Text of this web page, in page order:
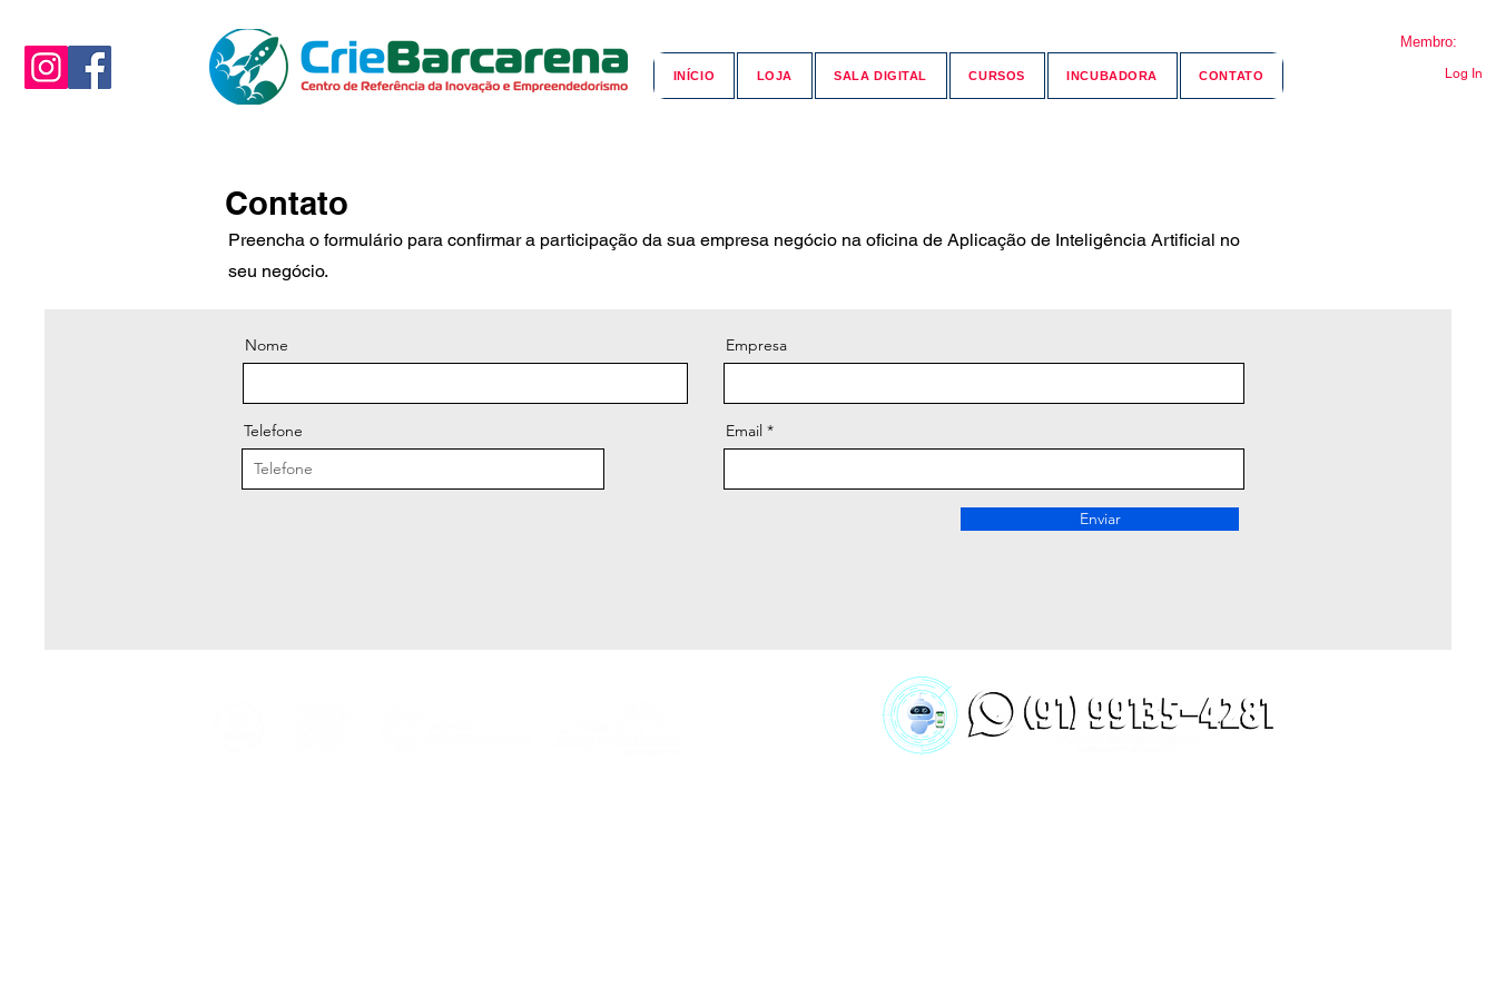
INÍCIO LOJA SALA DIGITAL CURSOS INCUBADORA CONTATO Log In
Membro:
Contato
Preencha o formulário para confirmar a participação da sua empresa negócio na oficina de Aplicação de Inteligência Artificial no
seu negócio.
Nome
Telefone
Empresa
Email
Enviar